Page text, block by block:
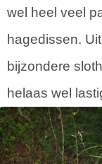
wel heel veel
hagedissen.
bijzondere
helaas wel